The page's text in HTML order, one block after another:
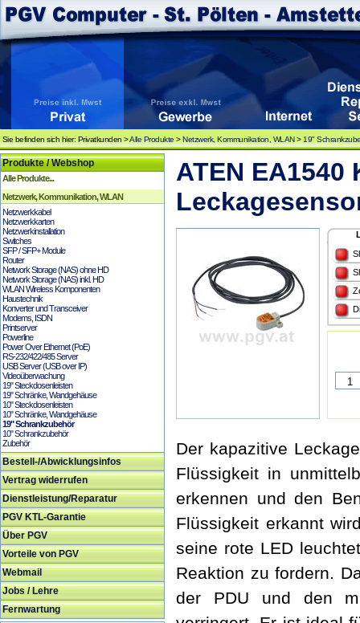
Sie befinden sich hier: Privatkunden >Alle Produkte >Netzwerk, Kommunikation, WLAN> 19"
Produkte / Webshop
Alle Produkte...
Netzwerk, Kommunikation, WLAN
Netzwerkkabel
Netzwerkkarten
Netzwerkinstallation
Switches
SFP / SFP+ Module
Router
Network Storage (NAS) ohne HD
Network Storage (NAS) inkl. HD
WLAN Wireless Komponenten
Haustechnik
Konverter und Transceiver
Modems, ISDN
Printserver
Powerline
Power Over Ethernet (PoE)
RS-232/422/485 Server
USB Server (USB over IP)
Videoüberwachung
19" Steckdosenleisten
19" Schränke, Wandgehäuse
10" Steckdosenleisten
10" Schränke, Wandgehäuse
19" Schrankzubehör
10" Schrankzubehör
Zubehör
Bestell-/Abwicklungsinfos
Vertrag widerrufen
Dienstleistung/Reparatur
PGV KTL-Garantie
Über PGV
Vorteile von PGV
Webmail
Jobs / Lehre
Fernwartung
ATEN EA1540
Der kapazitive
Flüssigkeit in
erkennen und den
Flüssigkeit erkannt
seine rote LED
Reaktion zu fordern.
der PDU und den